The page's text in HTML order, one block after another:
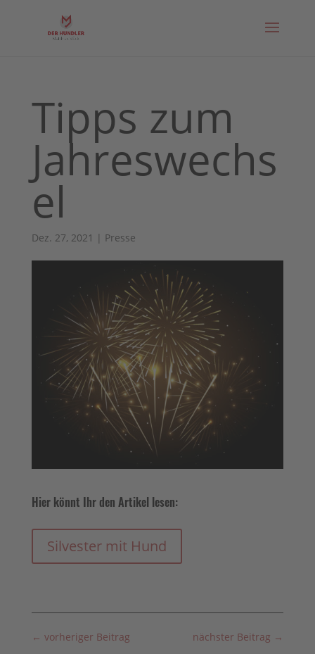
Tipps zum
Jahreswechs
el
Dez. 27, 2021 | Presse
Hier könnt Ihr den Artikel lesen:
Silvester mit Hund
← vorheriger Beitrag nächster Beitrag →